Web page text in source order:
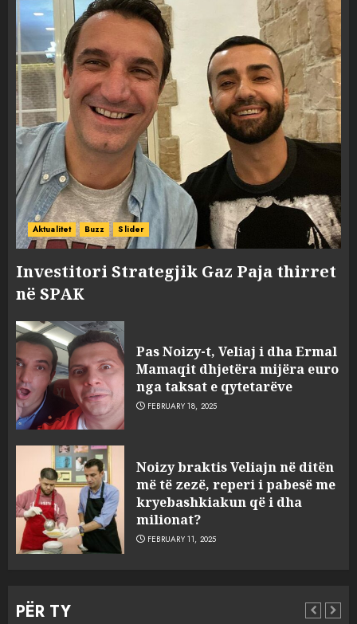
Aktualitet Buzz Slider
Investitori Strategjik Gaz Paja thirret
në SPAK
Pas Noizy-t, Veliaj i dha Ermal
Mamaqit dhjetëra mijëra euro
nga taksat e qytetarëve
FEBRUARY 18, 2025
Noizy braktis Veliajn në ditën
më të zezë, reperi i pabesë me
kryebashkiakun që i dha
milionat?
FEBRUARY 11, 2025
PËR TY
3
sulmuan “One Albania”,
ngjarja u fsheh. A u vodhën
serverat?
MARCH 25, 2025